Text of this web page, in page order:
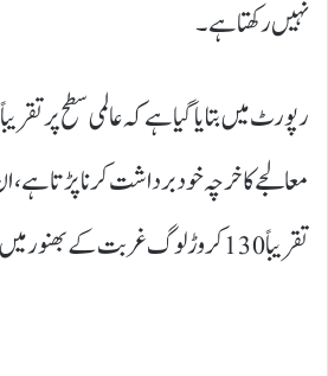
نہیں رکھتا ہے۔
معالجے کا خرچہ خود برداشت کرنا پڑتا
تقریباً 130 کروڑ لوگ غربت کے بھنور میں پھنسے ہوئے ہیں۔